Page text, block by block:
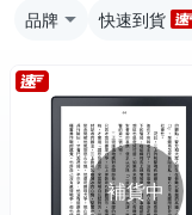
品牌 快速到貨
補貨中